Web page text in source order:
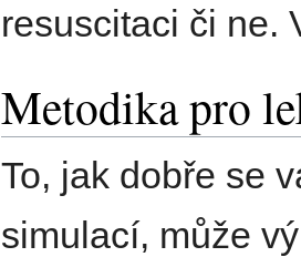
resuscitaci či ne.
Metodika pro
To, jak dobře se
simulací, může